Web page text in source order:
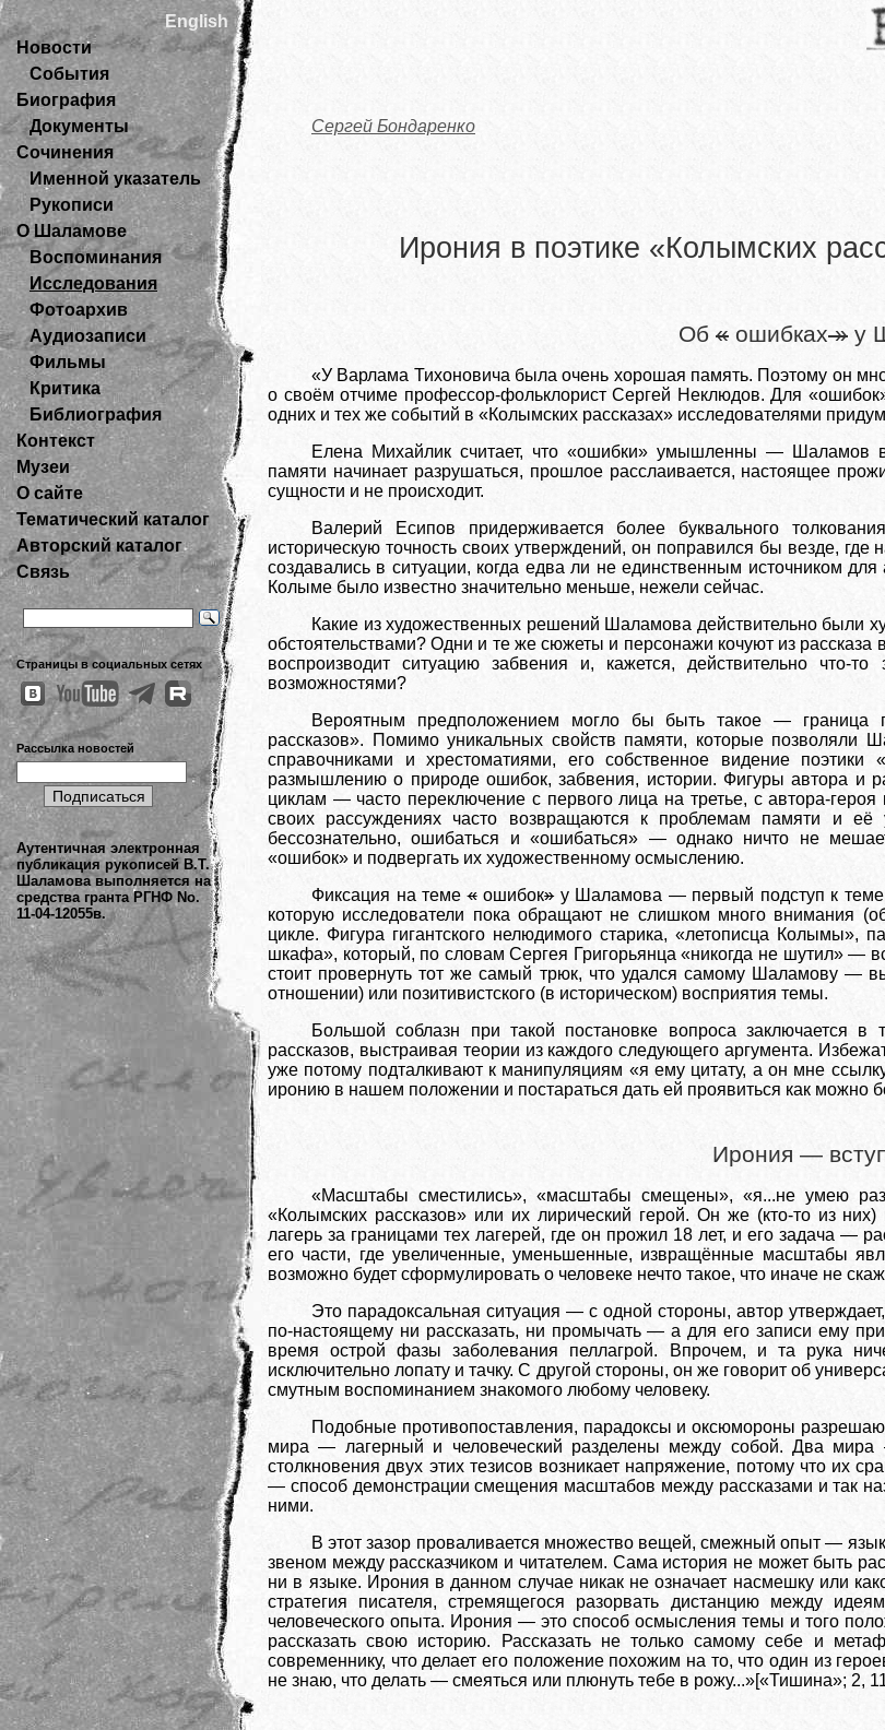
English
Новости
События
Биография
Документы
Сочинения
Именной указатель
Рукописи
О Шаламове
Воспоминания
Исследования
Фотоархив
Аудиозаписи
Фильмы
Критика
Библиография
Контекст
Музеи
О сайте
Тематический каталог
Авторский каталог
Связь
Страницы в социальных сетях
Рассылка новостей
Аутентичная электронная
публикация рукописей В.Т.
Шаламова выполняется на
средства гранта РГНФ No.
11-04-12055в.
Сергей Бондаренко
Ирония в поэтике «Колымских
Об « ошибках» у
«У Варлама Тихоновича была очень хорошая память. Поэтому он
о своём отчиме профессор-фольклорист Сергей Неклюдов. Для
одних и тех же событий в «Колымских рассказах» исследователями
Елена Михайлик считает, что «ошибки» умышленны — Шаламов
памяти начинает разрушаться, прошлое расслаивается, настоящее
сущности и не происходит.
Валерий Есипов придерживается более буквального
историческую точность своих утверждений, он поправился бы везде,
создавались в ситуации, когда едва ли не единственным источником
Колыме было известно значительно меньше, нежели сейчас.
Какие из художественных решений Шаламова действительно
обстоятельствами? Одни и те же сюжеты и персонажи кочуют из
воспроизводит ситуацию забвения и, кажется, действительно
возможностями?
Вероятным предположением могло бы быть такое — граница
рассказов». Помимо уникальных свойств памяти, которые позволяли
справочниками и хрестоматиями, его собственное видение
размышлению о природе ошибок, забвения, истории. Фигуры автора и
циклам — часто переключение с первого лица на третье, с автора-
своих рассуждениях часто возвращаются к проблемам памяти и её
бессознательно, ошибаться и «ошибаться» — однако ничто не
«ошибок» и подвергать их художественному осмыслению.
Фиксация на теме«ошибок»у Шаламова — первый подступ к теме,
которую исследователи пока обращают не слишком много внимания
цикле. Фигура гигантского нелюдимого старика, «летописца Колымы»,
шкафа», который, по словам Сергея Григорьянца «никогда не шутил» —
стоит провернуть тот же самый трюк, что удался самому Шаламову —
отношении) или позитивистского (в историческом) восприятия темы.
Большой соблазн при такой постановке вопроса заключается
рассказов, выстраивая теории из каждого следующего аргумента.
уже потому подталкивают к манипуляциям «я ему цитату, а он мне
иронию в нашем положении и постараться дать ей проявиться как можно
Ирония —
«Масштабы сместились», «масштабы смещены», «я...не умею
«Колымских рассказов» или их лирический герой. Он же (кто-то из
лагерь за границами тех лагерей, где он прожил 18 лет, и его задача —
его части, где увеличенные, уменьшенные, извращённые масштабы
возможно будет сформулировать о человеке нечто такое, что иначе не
Это парадоксальная ситуация — с одной стороны, автор
по-настоящему ни рассказать, ни промычать — а для его записи ему
время острой фазы заболевания пеллагрой. Впрочем, и та рука
исключительно лопату и тачку. С другой стороны, он же говорит об
смутным воспоминанием знакомого любому человеку.
Подобные противопоставления, парадоксы и оксюмороны
мира — лагерный и человеческий разделены между собой. Два
столкновения двух этих тезисов возникает напряжение, потому что их
— способ демонстрации смещения масштабов между рассказами и так
ними.
В этот зазор проваливается множество вещей, смежный опыт —
звеном между рассказчиком и читателем. Сама история не может быть
ни в языке. Ирония в данном случае никак не означает насмешку или
стратегия писателя, стремящегося разорвать дистанцию между
человеческого опыта. Ирония — это способ осмысления темы и того
рассказать свою историю. Рассказать не только самому себе и
современнику, что делает его положение похожим на то, что один из
не знаю, что делать — смеяться или плюнуть тебе в рожу...»[«Тишина»; 2,